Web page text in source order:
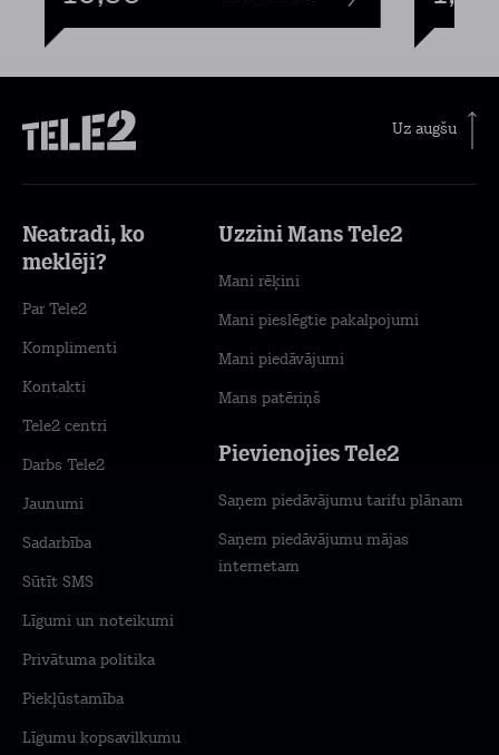
Uz augšu
Neatradi, ko
meklēji?
Par Tele2
Komplimenti
Kontakti
Tele2 centri
Darbs Tele2
Jaunumi
Sadarbība
Sūtīt SMS
Līgumi un noteikumi
Privātuma politika
Piekļūstamība
Līgumu kopsavilkumu
Uzzini Mans Tele2
Mani rēķini
Mani pieslēgtie pakalpojumi
Mani piedāvājumi
Mans patēriņš
Pievienojies Tele2
Saņem piedāvājumu tarifu plānam
Saņem piedāvājumu mājas
internetam